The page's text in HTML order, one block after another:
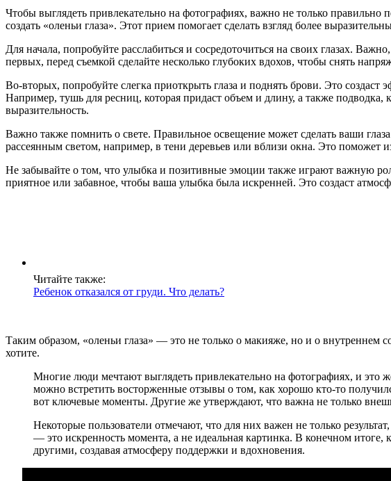
Чтобы выглядеть привлекательно на фотографиях, важно не только
создать «оленьи глаза». Этот прием помогает сделать взгляд более
Для начала, попробуйте расслабиться и сосредоточиться на своих глазах.
первых, перед съемкой сделайте несколько глубоких вдохов, чтобы снять
Во-вторых, попробуйте слегка приоткрыть глаза и поднять брови. Это создаст
Например, тушь для ресниц, которая придаст объем и длину, а также
выразительность.
Важно также помнить о свете. Правильное освещение может сделать ваши
рассеянным светом, например, в тени деревьев или вблизи окна. Это поможет
Не забывайте о том, что улыбка и позитивные эмоции также играют важную
приятное или забавное, чтобы ваша улыбка была искренней. Это создаст
Читайте также:
Ребенок отказался от груди. Что делать?
Таким образом, «оленьи глаза» — это не только о макияже, но и о внутреннем
хотите.
Многие люди мечтают выглядеть привлекательно на фотографиях, и это
можно встретить восторженные отзывы о том, как хорошо кто-то
вот ключевые моменты. Другие же утверждают, что важна не только
Некоторые пользователи отмечают, что для них важен не только
— это искренность момента, а не идеальная картинка. В конечном
другими, создавая атмосферу поддержки и вдохновения.